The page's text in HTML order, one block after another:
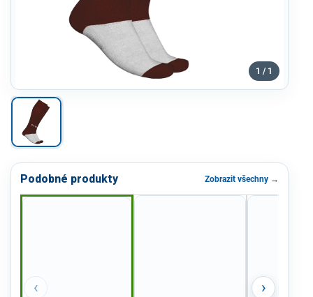
1 / 1
Podobné produkty Zobrazit všechny →
‹ ›